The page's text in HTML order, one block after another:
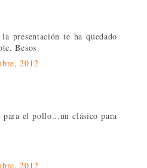
presentación te ha quedado
Besos
2012
el pollo...un clásico para
2012